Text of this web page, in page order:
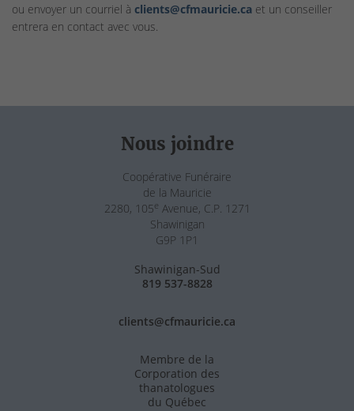
ou envoyer un courriel à clients@cfmauricie.ca et un conseiller
entrera en contact avec vous.
Nous joindre
Coopérative Funéraire
de la Mauricie
2280, 105e Avenue, C.P. 1271
Shawinigan
G9P 1P1
Shawinigan-Sud
819 537-8828
clients@cfmauricie.ca
Membre de la
Corporation des
thanatologues
du Québec